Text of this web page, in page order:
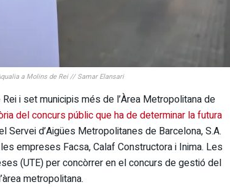
a Molins de Rei // Samar Elansari
i set municipis més de l’Àrea Metropolitana de
del concurs públic que ha de determinar la futura
Servei d’Aigües Metropolitanes de Barcelona, S.A.
empreses Facsa, Calaf Constructora i Inima. Les
(UTE) per concòrrer en el concurs de gestió del
metropolitana.